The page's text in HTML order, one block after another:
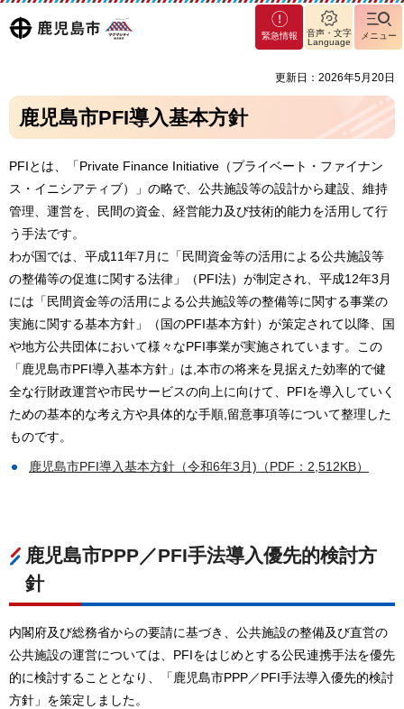
鹿児島
マグ
マシ
緊急情報
音声・文字
Language
メニュー
更新日：2026年5月20日
鹿児島市PFI導入基本方針
PFIとは、「Private Finance Initiative（プライベート・ファイナン
ス・イニシアティブ）」の略で、公共施設等の設計から建設、維持
管理、運営を、民間の資金、経営能力及び技術的能力を活用して行
う手法です。
わが国では、平成11年7月に「民間資金等の活用による公共施設等
の整備等の促進に関する法律」（PFI法）が制定され、平成12年3月
には「民間資金等の活用による公共施設等の整備等に関する事業の
実施に関する基本方針」（国のPFI基本方針）が策定されて以降、国
や地方公共団体において様々なPFI事業が実施されています。この
「鹿児島市PFI導入基本方針」は,本市の将来を見据えた効率的で健
全な行財政運営や市民サービスの向上に向けて、PFIを導入していく
ための基本的な考え方や具体的な手順,留意事項等について整理した
ものです。
鹿児島市PFI導入基本方針（令和6年3月)（PDF：2,512KB）
鹿児島市PPP／PFI手法導入優先的検討方
針
内閣府及び総務省からの要請に基づき、公共施設の整備及び直営の
公共施設の運営については、PFIをはじめとする公民連携手法を優先
的に検討することとなり、「鹿児島市PPP／PFI手法導入優先的検討
方針」を策定しました。